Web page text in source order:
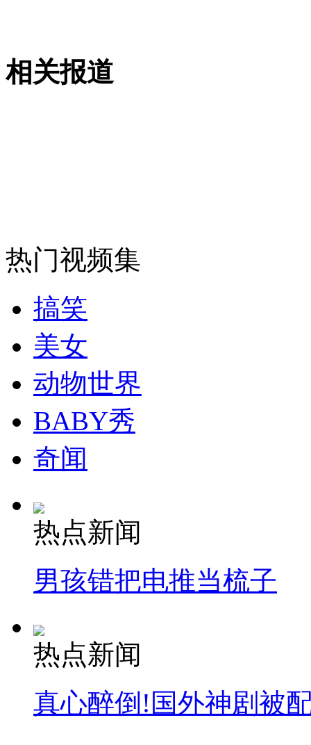
消防员救轻生者
纽约上演“枕头大战”
司机酒驾遇交警 急速倒车逃窜
相关报道
热门视频集
搞笑
美女
动物世界
BABY秀
奇闻
热点新闻
男孩错把电推当梳子
热点新闻
真心醉倒!国外神剧被